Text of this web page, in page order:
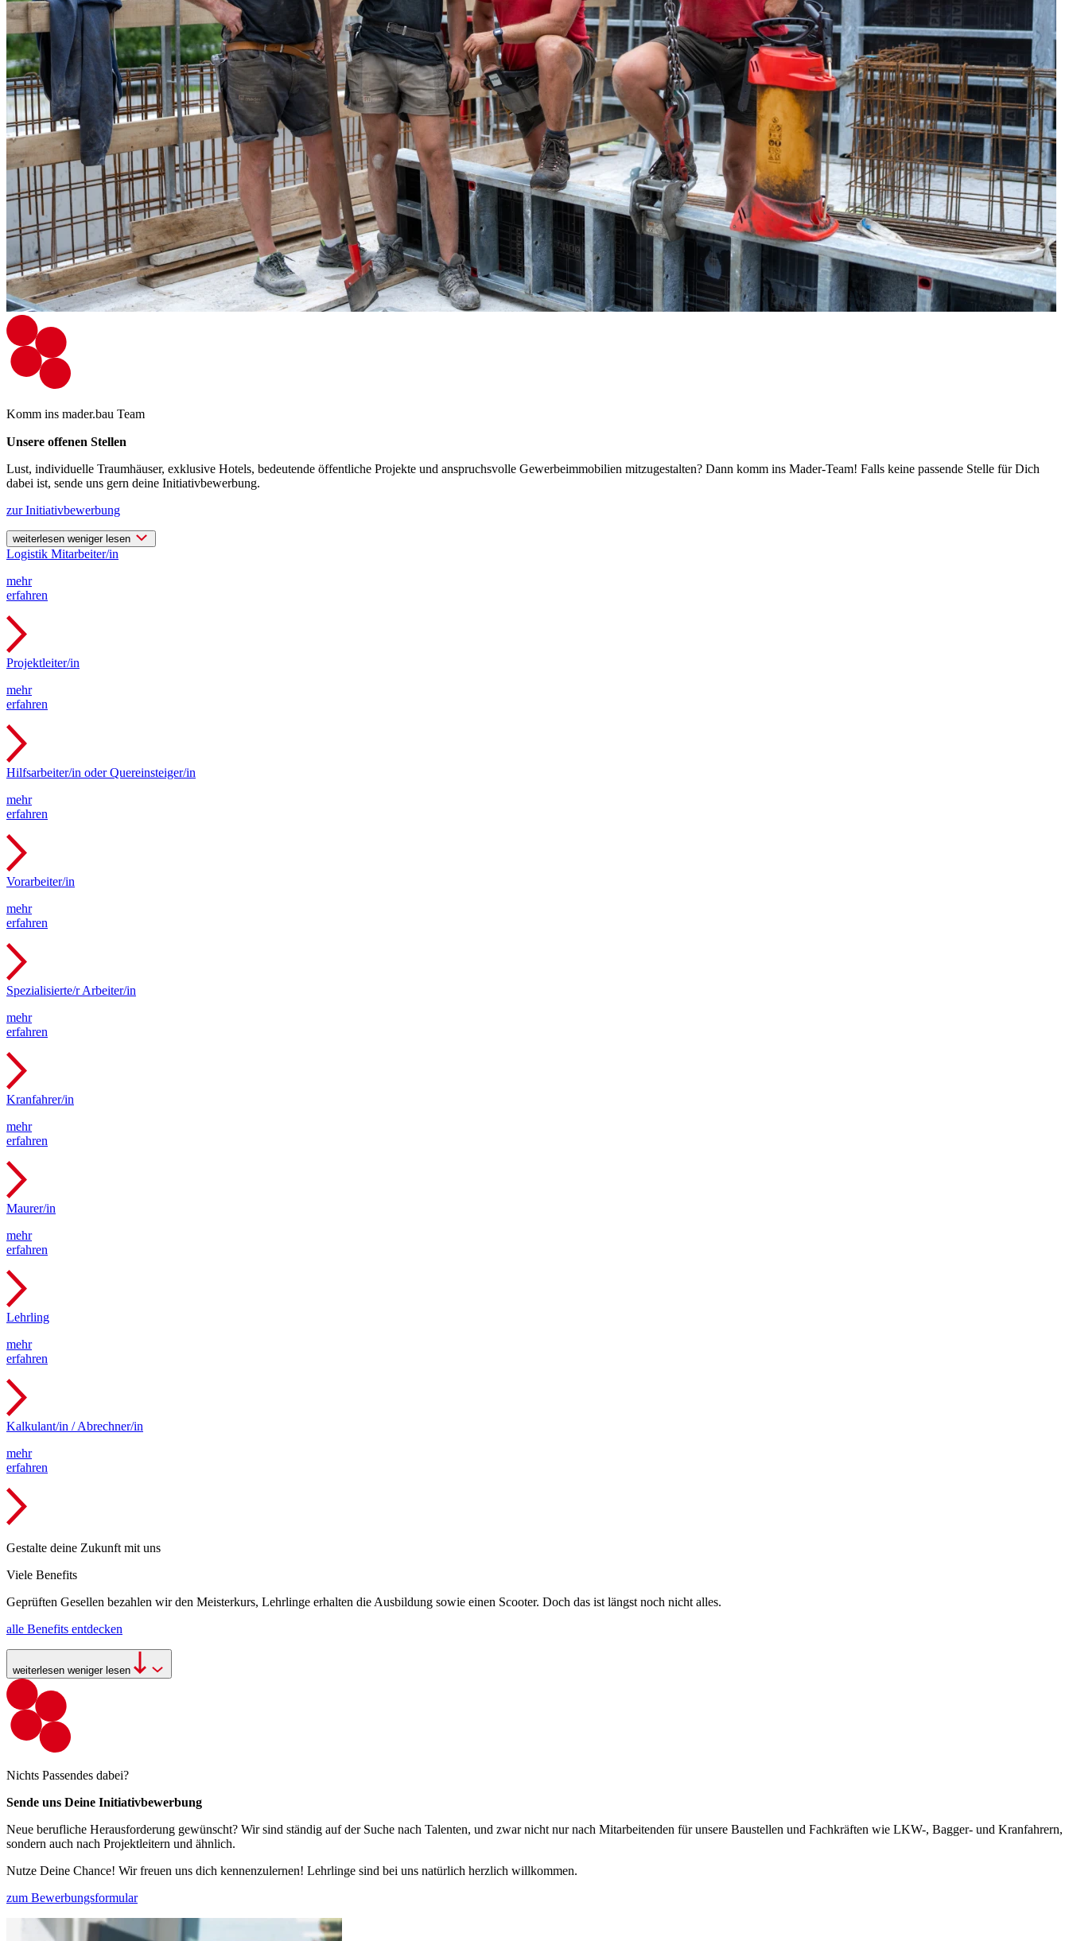
Komm ins mader.bau Team
Unsere offenen Stellen
Lust, individuelle Traumhäuser, exklusive Hotels, bedeutende öffentliche Projekte und anspruchsvolle Gewerbeimmobilien mitzugestalten? Dann komm ins Mader-Team! Falls keine passende Stelle für Dich
dabei ist, sende uns gern deine Initiativbewerbung.
zur Initiativbewerbung
weiterlesen weniger lesen
Logistik Mitarbeiter/in
mehr
erfahren
Projektleiter/in
mehr
erfahren
Hilfsarbeiter/in oder Quereinsteiger/in
mehr
erfahren
Vorarbeiter/in
mehr
erfahren
Spezialisierte/r Arbeiter/in
mehr
erfahren
Kranfahrer/in
mehr
erfahren
Maurer/in
mehr
erfahren
Lehrling
mehr
erfahren
Kalkulant/in / Abrechner/in
mehr
erfahren
Gestalte deine Zukunft mit uns
Viele Benefits
Geprüften Gesellen bezahlen wir den Meisterkurs, Lehrlinge erhalten die Ausbildung sowie einen Scooter. Doch das ist längst noch nicht alles.
alle Benefits entdecken
weiterlesen weniger lesen
Nichts Passendes dabei?
Sende uns Deine Initiativbewerbung
Neue berufliche Herausforderung gewünscht? Wir sind ständig auf der Suche nach Talenten, und zwar nicht nur nach Mitarbeitenden für unsere Baustellen und Fachkräften wie LKW-, Bagger- und Kranfahrern,
sondern auch nach Projektleitern und ähnlich.
Nutze Deine Chance! Wir freuen uns dich kennenzulernen! Lehrlinge sind bei uns natürlich herzlich willkommen.
zum Bewerbungsformular